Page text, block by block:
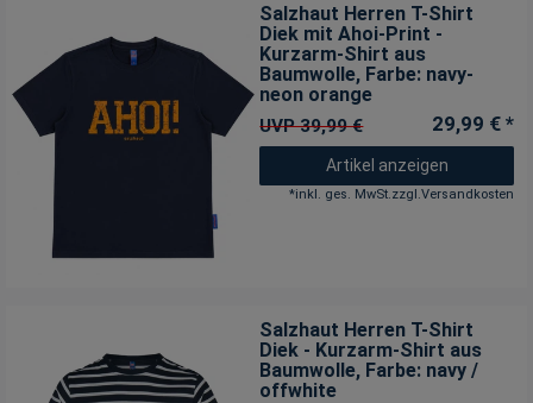
Salzhaut Herren T-Shirt
Diek mit Ahoi-Print -
Kurzarm-Shirt aus
Baumwolle, Farbe: navy-
neon orange
UVP 39,99 € 29,99 € *
Artikel anzeigen
*inkl. ges. MwSt.zzgl.Versandkosten
Salzhaut Herren T-Shirt
Diek - Kurzarm-Shirt aus
Baumwolle, Farbe: navy /
offwhite